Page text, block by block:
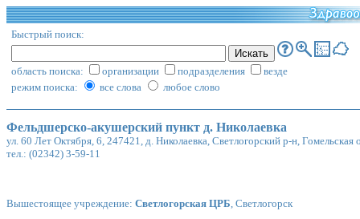
Быстрый поиск:
область поиска: организации подразделения
везде
режим поиска:
все слова любое слово
Фельдшерско-акушерский пункт д. Николаевка
ул. 60 Лет Октября, 6, 247421, д. Николаевка, Светлогорский р-н, Гомельская
тел.: (02342) 3-59-11
Вышестоящее учреждение: Светлогорская ЦРБ , Светлогорск